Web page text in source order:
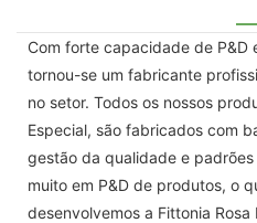
Com forte capacidade de P&D
tornou-se um fabricante
no setor. Todos os nossos
Especial, são fabricados com
gestão da qualidade e
muito em P&D de produtos, o
desenvolvemos a Fittonia